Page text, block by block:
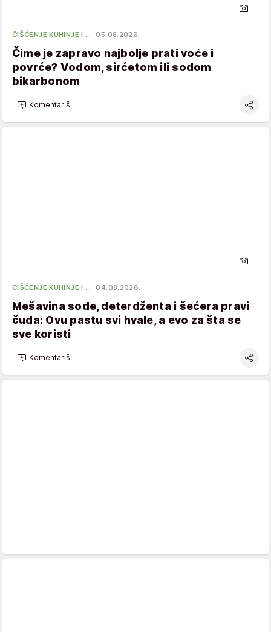
ČIŠĆENJE KUHINJE I … 05.08.2026.
Čime je zapravo najbolje prati voće i
povrće? Vodom, sirćetom ili sodom
bikarbonom
Komentariši
ČIŠĆENJE KUHINJE I … 04.08.2026.
Mešavina sode, deterdženta i šećera pravi
čuda: Ovu pastu svi hvale, a evo za šta se
sve koristi
Komentariši